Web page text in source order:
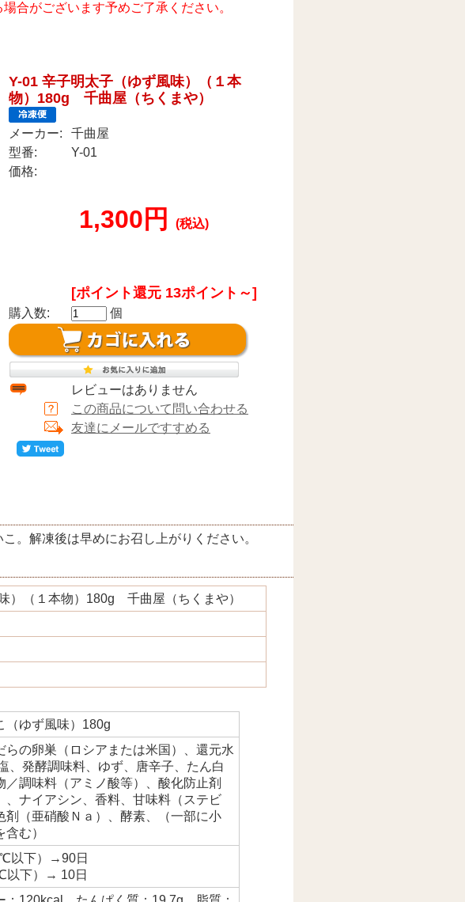
合がございます予めご了承ください。
Y-01 辛子明太子（ゆず風味）（１本
物）180g 千曲屋（ちくまや）
メーカー:
千曲屋
型番:
Y-01
価格:
1,300円 (税込)
[ポイント還元 13ポイント～]
購入数: 個
レビューはありません
この商品について問い合わせる
友達にメールですすめる
。解凍後は早めにお召し上がりください。
）（１本物）180g 千曲屋（ちくまや）
（ゆず風味）180g
らの卵巣（ロシアまたは米国）、還元水
、発酵調味料、ゆず、唐辛子、たん白
／調味料（アミノ酸等）、酸化防止剤
、ナイアシン、香料、甘味料（ステビ
剤（亜硝酸Ｎａ）、酵素、（一部に小
む）
以下）→90日
以下）→ 10日